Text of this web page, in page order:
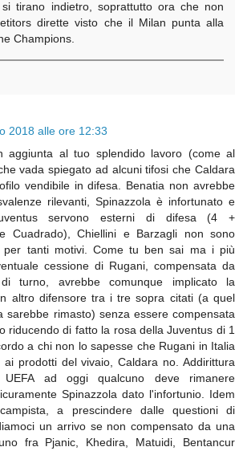
tirano indietro, soprattutto ora che non
dirette visto che il Milan punta alla
Champions.
2018 alle ore 12:33
aggiunta al tuo splendido lavoro (come al
vada spiegato ad alcuni tifosi che Caldara
vendibile in difesa. Benatia non avrebbe
rilevanti, Spinazzola è infortunato e
servono esterni di difesa (4 +
Cuadrado), Chiellini e Barzagli non sono
per tanti motivi. Come tu ben sai ma i più
cessione di Rugani, compensata da
turno, avrebbe comunque implicato la
altro difensore tra i tre sopra citati (a quel
sarebbe rimasto) senza essere compensata
riducendo di fatto la rosa della Juventus di 1
a chi non lo sapesse che Rugani in Italia
ai prodotti del vivaio, Caldara no. Addirittura
ad oggi qualcuno deve rimanere
Spinazzola dato l'infortunio. Idem
a prescindere dalle questioni di
un arrivo se non compensato da una
fra Pjanic, Khedira, Matuidi, Bentancur